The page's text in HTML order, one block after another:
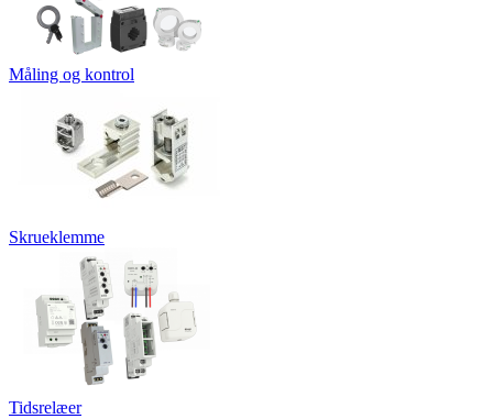
Måling og kontrol
Skrueklemme
Tidsrelæer